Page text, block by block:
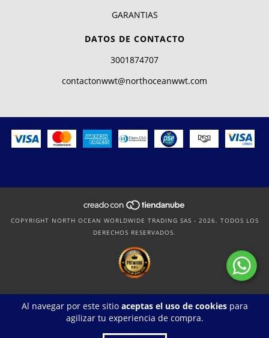
Al navegar por este sitio aceptas el uso de cookiespara
agilizar tu experiencia de compra.
GARANTIAS
DATOS DE CONTACTO
3001874707
contactonwwt@northoceanwwt.com
COPYRIGHT NORTH OCEAN WORLDWIDE TRADING SAS - 2026. TODOS LOS
DERECHOS RESERVADOS.